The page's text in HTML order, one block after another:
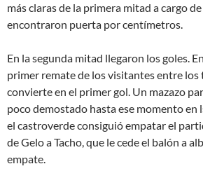
más claras de la primera mitad a cargo
encontraron puerta por centímetros.
En la segunda mitad llegaron los goles.
primer remate de los visitantes entre los
convierte en el primer gol. Un mazazo
poco demostado hasta ese momento en
el castroverde consiguió empatar el
de Gelo a Tacho, que le cede el balón a
empate.